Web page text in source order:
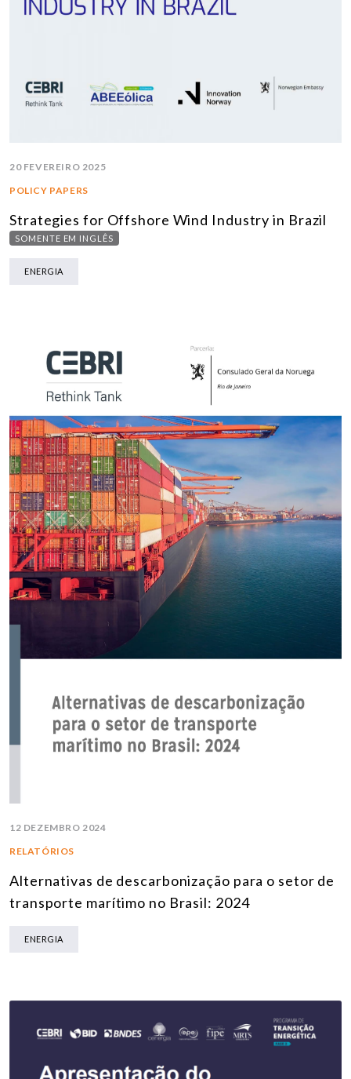
20 FEVEREIRO 2025
POLICY PAPERS
Strategies for Offshore Wind Industry in Brazil
SOMENTE EM INGLÊS
ENERGIA
12 DEZEMBRO 2024
RELATÓRIOS
Alternativas de descarbonização para o setor de
transporte marítimo no Brasil: 2024
ENERGIA